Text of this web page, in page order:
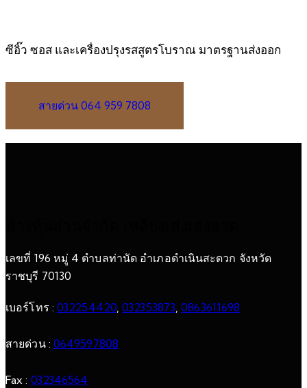
ซีอิ๊ว ซอส และเครื่องปรุงรสสูตรโบราณ มาตรฐานส่งออก
สายด่วน 064 959 7808
เลขที่ 196 หมู่ 4 ตำบลท่านัด อำเภอดำเนินสะดวก จังหวัด
ราชบุรี 70130
เบอร์โทร : 032254420,032353873,0863611698
สายด่วน : 0649597808
Fax : 032346564